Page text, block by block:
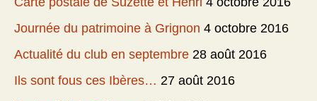
Journée du patrimoine à Grignon 4 octobre 2016
Actualité du club en septembre 28 août 2016
Ils sont fous ces Ibères… 27 août 2016